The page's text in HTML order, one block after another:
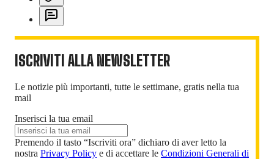
ISCRIVITI ALLA NEWSLETTER
Le notizie più importanti, tutte le settimane, gratis nella tua
mail
Inserisci la tua email
Premendo il tasto “Iscriviti ora” dichiaro di aver letto la
nostra Privacy Policy e di accettare le Condizioni Generali di